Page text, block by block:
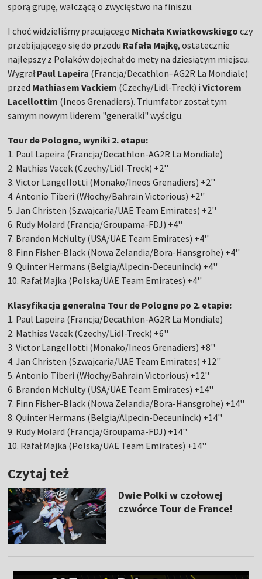
sporą grupę, walczącą o zwycięstwo na finiszu.
I choć widzieliśmy pracującego Michała Kwiatkowskiego czy
przebijającego się do przodu Rafała Majkę, ostatecznie
najlepszy z Polaków dojechał do mety na dziesiątym miejscu.
WygrałPaul Lapeira (Francja/Decathlon–AG2R La Mondiale)
przed Mathiasem Vackiem (Czechy/Lidl-Treck) iVictorem
Lacellottim (Ineos Grenadiers). Triumfator został tym
samym nowym liderem "generalki" wyścigu.
Tour de Pologne, wyniki 2. etapu:
1. Paul Lapeira (Francja/Decathlon-AG2R La Mondiale)
2. Mathias Vacek (Czechy/Lidl-Treck) +2''
3. Victor Langellotti (Monako/Ineos Grenadiers) +2''
4. Antonio Tiberi (Włochy/Bahrain Victorious) +2''
5. Jan Christen (Szwajcaria/UAE Team Emirates) +2''
6. Rudy Molard (Francja/Groupama-FDJ) +4''
7. Brandon McNulty (USA/UAE Team Emirates) +4''
8. Finn Fisher-Black (Nowa Zelandia/Bora-Hansgrohe) +4''
9. Quinter Hermans (Belgia/Alpecin-Deceuninck) +4''
10. Rafał Majka (Polska/UAE Team Emirates) +4''
Klasyfikacja generalna Tour de Pologne po 2. etapie:
1. Paul Lapeira (Francja/Decathlon-AG2R La Mondiale)
2. Mathias Vacek (Czechy/Lidl-Treck) +6''
3. Victor Langellotti (Monako/Ineos Grenadiers) +8''
4. Jan Christen (Szwajcaria/UAE Team Emirates) +12''
5. Antonio Tiberi (Włochy/Bahrain Victorious) +12''
6. Brandon McNulty (USA/UAE Team Emirates) +14''
7. Finn Fisher-Black (Nowa Zelandia/Bora-Hansgrohe) +14''
8. Quinter Hermans (Belgia/Alpecin-Deceuninck) +14''
9. Rudy Molard (Francja/Groupama-FDJ) +14''
10. Rafał Majka (Polska/UAE Team Emirates) +14''
Czytaj też
Dwie Polki w czołowej
czwórce Tour de France!